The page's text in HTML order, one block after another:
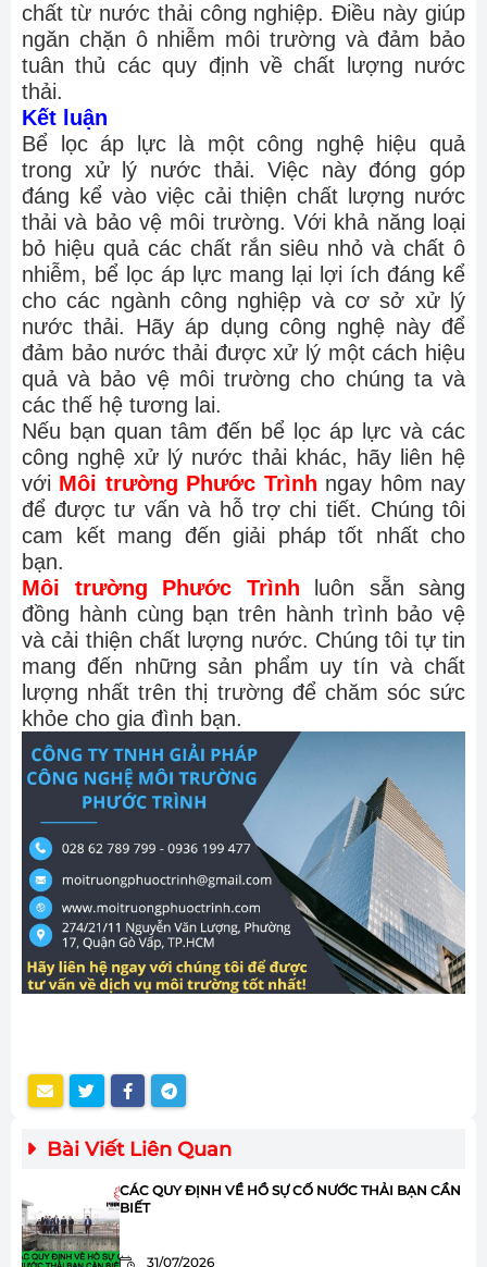
chất từ nước thải công nghiệp. Điều này giúp
ngăn chặn ô nhiễm môi trường và đảm bảo
tuân thủ các quy định về chất lượng nước
thải.
Kết luận
Bể lọc áp lực là một công nghệ hiệu quả
trong xử lý nước thải. Việc này đóng góp
đáng kể vào việc cải thiện chất lượng nước
thải và bảo vệ môi trường. Với khả năng loại
bỏ hiệu quả các chất rắn siêu nhỏ và chất ô
nhiễm, bể lọc áp lực mang lại lợi ích đáng kể
cho các ngành công nghiệp và cơ sở xử lý
nước thải. Hãy áp dụng công nghệ này để
đảm bảo nước thải được xử lý một cách hiệu
quả và bảo vệ môi trường cho chúng ta và
các thế hệ tương lai.
Nếu bạn quan tâm đến bể lọc áp lực và các
công nghệ xử lý nước thải khác, hãy liên hệ
với Môi trường Phước Trình ngay hôm nay
để được tư vấn và hỗ trợ chi tiết. Chúng tôi
cam kết mang đến giải pháp tốt nhất cho
bạn.
Môi trường Phước Trình luôn sẵn sàng
đồng hành cùng bạn trên hành trình bảo vệ
và cải thiện chất lượng nước. Chúng tôi tự tin
mang đến những sản phẩm uy tín và chất
lượng nhất trên thị trường để chăm sóc sức
khỏe cho gia đình bạn.
Bài Viết Liên Quan
CÁC QUY ĐỊNH VỀ HỒ SỰ CỐ NƯỚC THẢI BẠN CẦN